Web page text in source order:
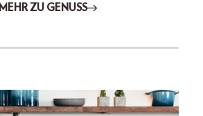
MEHR ZU GENUSS